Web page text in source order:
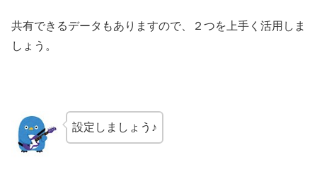
共有できるデータもありますので、２つを上手く活用しま
しょう。
設定しましょう♪